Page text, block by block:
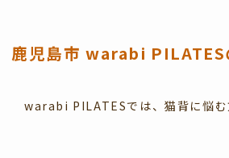
鹿児島市 warabi PILATES
warabi PILATESでは、猫背に悩む